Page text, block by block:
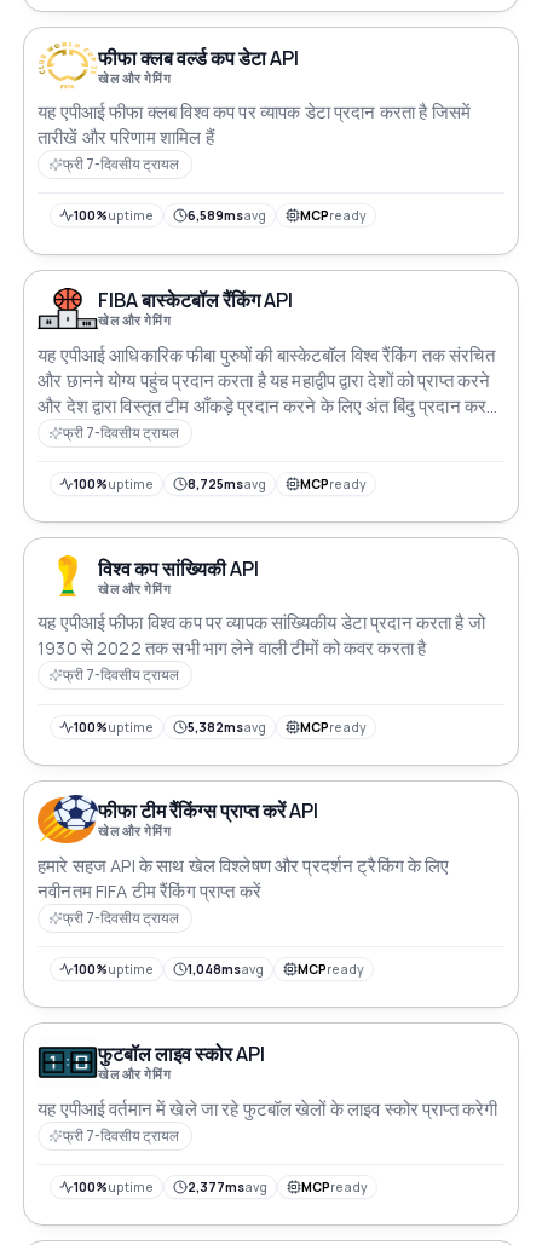
फीफा क्लब वर्ल्ड कप डेटा API
खेल और गेमिंग
यह एपीआई फीफा क्लब विश्व कप पर व्यापक डेटा प्रदान करता है जिसमें
तारीखें और परिणाम शामिल हैं
फ्री 7-दिवसीय ट्रायल
100%uptime 6,589msavg MCPready
FIBA बास्केटबॉल रैंकिंग API
खेल और गेमिंग
यह एपीआई आधिकारिक फीबा पुरुषों की बास्केटबॉल विश्व रैंकिंग तक संरचित
और छानने योग्य पहुंच प्रदान करता है यह महाद्वीप द्वारा देशों को प्राप्त करने
और देश द्वारा विस्तृत टीम आँकड़े प्रदान करने के लिए अंत बिंदु प्रदान करता
है
फ्री 7-दिवसीय ट्रायल
100%uptime 8,725msavg MCPready
विश्व कप सांख्यिकी API
खेल और गेमिंग
यह एपीआई फीफा विश्व कप पर व्यापक सांख्यिकीय डेटा प्रदान करता है जो
1930 से 2022 तक सभी भाग लेने वाली टीमों को कवर करता है
फ्री 7-दिवसीय ट्रायल
100%uptime 5,382msavg MCPready
फीफा टीम रैंकिंग्स प्राप्त करें API
खेल और गेमिंग
हमारे सहज API के साथ खेल विश्लेषण और प्रदर्शन ट्रैकिंग के लिए
नवीनतम FIFA टीम रैंकिंग प्राप्त करें
फ्री 7-दिवसीय ट्रायल
100%uptime 1,048msavg MCPready
फुटबॉल लाइव स्कोर API
खेल और गेमिंग
यह एपीआई वर्तमान में खेले जा रहे फुटबॉल खेलों के लाइव स्कोर प्राप्त करेगी
फ्री 7-दिवसीय ट्रायल
100%uptime 2,377msavg MCPready